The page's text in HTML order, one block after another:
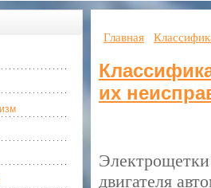
Главная
их
Электрощетки
двигателя